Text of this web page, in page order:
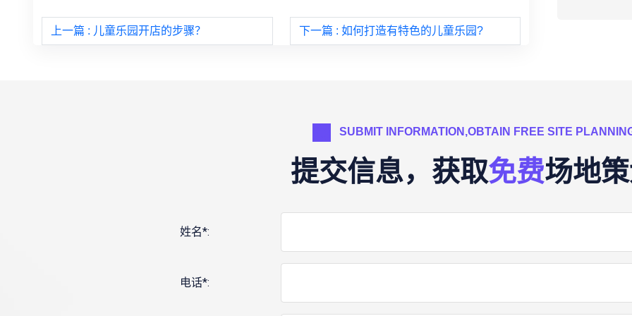
上一篇 : 儿童乐园开店的步骤？ 下一篇 : 如何打造有特色的儿童乐园?
SUBMIT INFORMATION,OBTAIN FREE SITE
提交信息，获取免费场地
姓名*:
电话*: